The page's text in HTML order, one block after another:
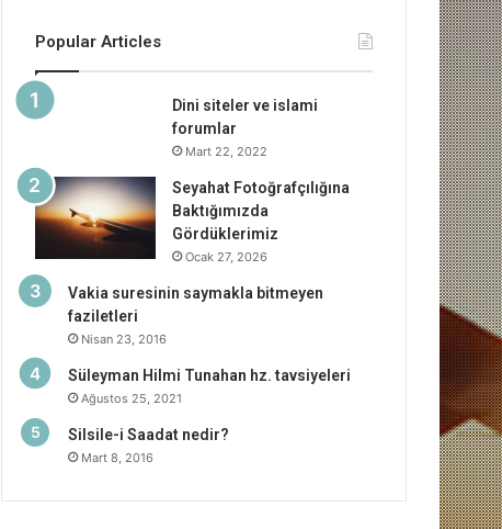
Popular Articles
Dini siteler ve islami
forumlar
Mart 22, 2022
Seyahat Fotoğrafçılığına
Baktığımızda
Gördüklerimiz
Ocak 27, 2026
Vakia suresinin saymakla bitmeyen
faziletleri
Nisan 23, 2016
Süleyman Hilmi Tunahan hz. tavsiyeleri
Ağustos 25, 2021
Silsile-i Saadat nedir?
Mart 8, 2016